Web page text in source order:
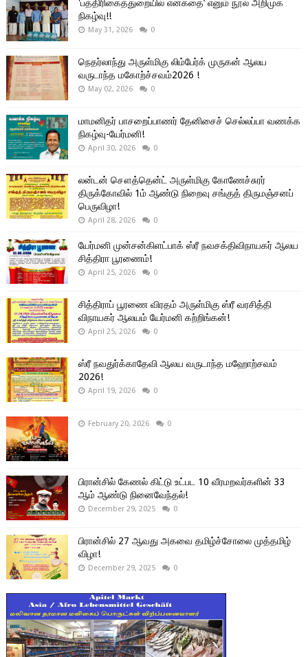
'பத்திரிகைத்துறையில் என்கதை’ எனும் நூல் அறிமுக
நிகழ்வு!!
May 31, 2026 0
நெதர்லாந்து அருள்மிகு லிம்பேர்க் முருகன் ஆலய
வருடாந்த மகோற்ச்சவம்2026 !
May 02, 2026 0
மாமனிதர் பாசறைப்பாணர் தேனிசைச் செல்லப்பா வணக்க
நிகழ்வு-யேர்மனி!
April 30, 2026 0
லன்டன் சௌத்தென்ட் அருள்மிகு கோணேச்சுரர்
திருக்கோவில் 1ம் ஆண்டு நிறைவு சங்குத் திருமஞ்சனப்
பெருவிழா!
April 28, 2026 0
யேர்மனி முன்சன்கிளட்பாக் ஸ்ரீ நவசக்திவிநாயகர் ஆலய
சித்திரா பூரணைம்!
April 25, 2026 0
சித்திராப் பூரணை விரதம் அருள்மிகு ஸ்ரீ வரசித்தி
விநாயகர் ஆலயம் யேர்மனி கற்றிங்கன்!
April 25, 2026 0
ஸ்ரீ நவதுர்க்காதேவி ஆலய வருடாந்த மஹோற்சவம்
2026!
April 19, 2026 0
February 20, 2026 0
பிரான்சில் கேணல் கிட்டு உட்பட 10 வீரமறவர்களின் 33
ஆம் ஆண்டு நினைவேந்தல்!
December 29, 2025 0
பிரான்சில் 27 ஆவது அகவை தமிழ்ச்சோலை முத்தமிழ்
விழா!
December 29, 2025 0